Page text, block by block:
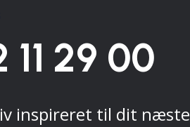
11 29 00
inspireret til dit næste